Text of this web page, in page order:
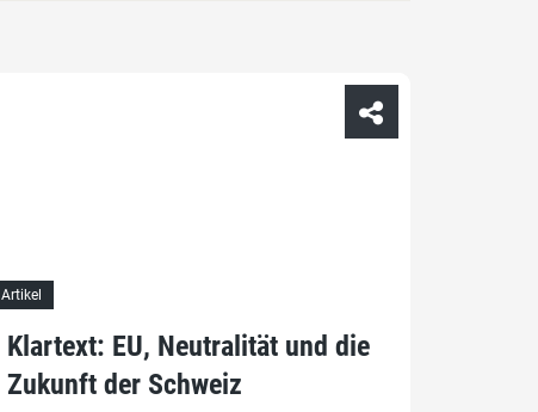
Artikel
Klartext: EU, Neutralität und die
Zukunft der Schweiz